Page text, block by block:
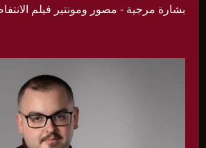
بشارة مرجية - مصور ومونتير فيلم